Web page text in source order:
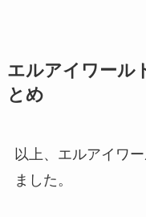
エルアイワール
とめ
以上、エルアイワ
ました。